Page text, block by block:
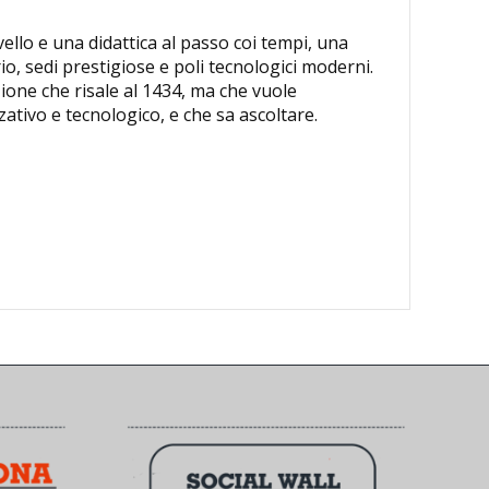
e una didattica al passo coi tempi, una
sedi prestigiose e poli tecnologici moderni.
che risale al 1434, ma che vuole
e tecnologico, e che sa ascoltare.